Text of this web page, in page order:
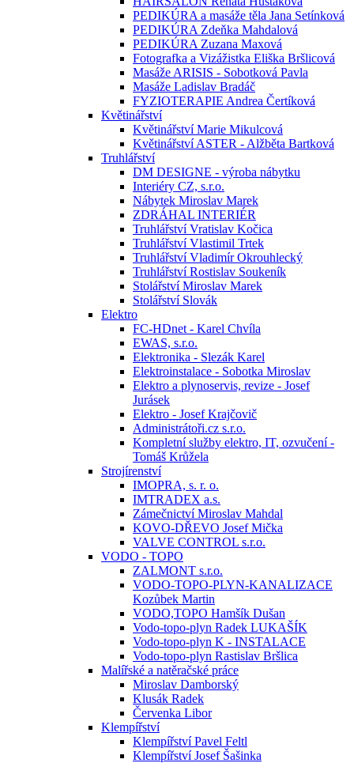
PEDIKÚRA a masáže těla Jana Setínková
PEDIKÚRA Zdeňka Mahdalová
PEDIKÚRA Zuzana Maxová
Fotografka a Vizážistka Eliška Bršlicová
Masáže ARISIS - Sobotková Pavla
Masáže Ladislav Bradáč
FYZIOTERAPIE Andrea Čertíková
Květinářství
Květinářství Marie Mikulcová
Květinářství ASTER - Alžběta Bartková
Truhlářství
DM DESIGNE - výroba nábytku
Interiéry CZ, s.r.o.
Nábytek Miroslav Marek
ZDRÁHAL INTERIÉR
Truhlářství Vratislav Kočica
Truhlářství Vlastimil Trtek
Truhlářství Vladimír Okrouhlecký
Truhlářství Rostislav Soukeník
Stolářství Miroslav Marek
Stolářství Slovák
Elektro
FC-HDnet - Karel Chvíla
EWAS, s.r.o.
Elektronika - Slezák Karel
Elektroinstalace - Sobotka Miroslav
Elektro a plynoservis, revize - Josef
Jurásek
Elektro - Josef Krajčovič
Administrátoři.cz s.r.o.
Kompletní služby elektro, IT, ozvučení -
Tomáš Krůžela
Strojírenství
IMOPRA, s. r. o.
IMTRADEX a.s.
Zámečnictví Miroslav Mahdal
KOVO-DŘEVO Josef Mička
VALVE CONTROL s.r.o.
VODO - TOPO
ZALMONT s.r.o.
VODO-TOPO-PLYN-KANALIZACE
Kozůbek Martin
VODO,TOPO Hamšík Dušan
Vodo-topo-plyn Radek LUKAŠÍK
Vodo-topo-plyn K - INSTALACE
Vodo-topo-plyn Rastislav Bršlica
Malířské a natěračské práce
Miroslav Damborský
Klusák Radek
Červenka Libor
Klempířství
Klempířství Pavel Feltl
Klempířství Josef Šašinka